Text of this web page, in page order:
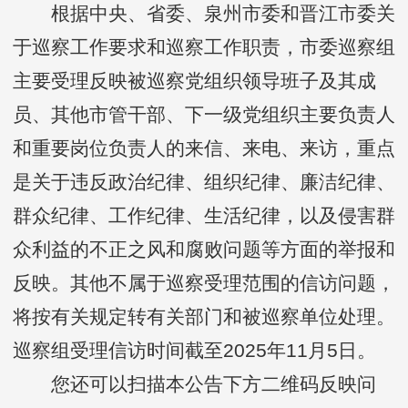
根据中央、省委、泉州市委和晋江市委关
于巡察工作要求和巡察工作职责，市委巡察组
主要受理反映被巡察党组织领导班子及其成
员、其他市管干部、下一级党组织主要负责人
和重要岗位负责人的来信、来电、来访，重点
是关于违反政治纪律、组织纪律、廉洁纪律、
群众纪律、工作纪律、生活纪律，以及侵害群
众利益的不正之风和腐败问题等方面的举报和
反映。其他不属于巡察受理范围的信访问题，
将按有关规定转有关部门和被巡察单位处理。
巡察组受理信访时间截至2025年11月5日。
您还可以扫描本公告下方二维码反映问